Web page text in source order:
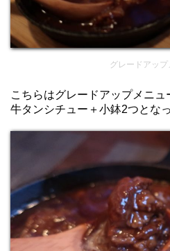
グレードアッ
こちらはグレードアップメニュ
牛タンシチュー＋小鉢2つとな